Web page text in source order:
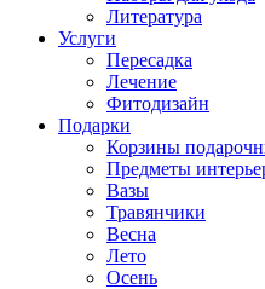
Литература
Услуги
Пересадка
Лечение
Фитодизайн
Подарки
Корзины
Предметы
Вазы
Травянчики
Весна
Лето
Осень